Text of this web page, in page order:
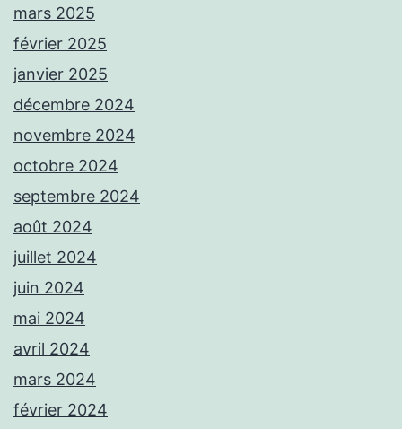
mars 2025
février 2025
janvier 2025
décembre 2024
novembre 2024
octobre 2024
septembre 2024
août 2024
juillet 2024
juin 2024
mai 2024
avril 2024
mars 2024
février 2024